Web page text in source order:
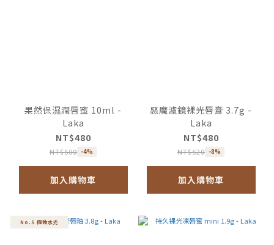
果然保濕潤唇蜜 10ml -
Laka
NT$480
NT$500 -4%
加入購物車
惡魔濾鏡裸光唇膏 3.7g -
Laka
NT$480
NT$520 -8%
加入購物車
No.5 極致水光